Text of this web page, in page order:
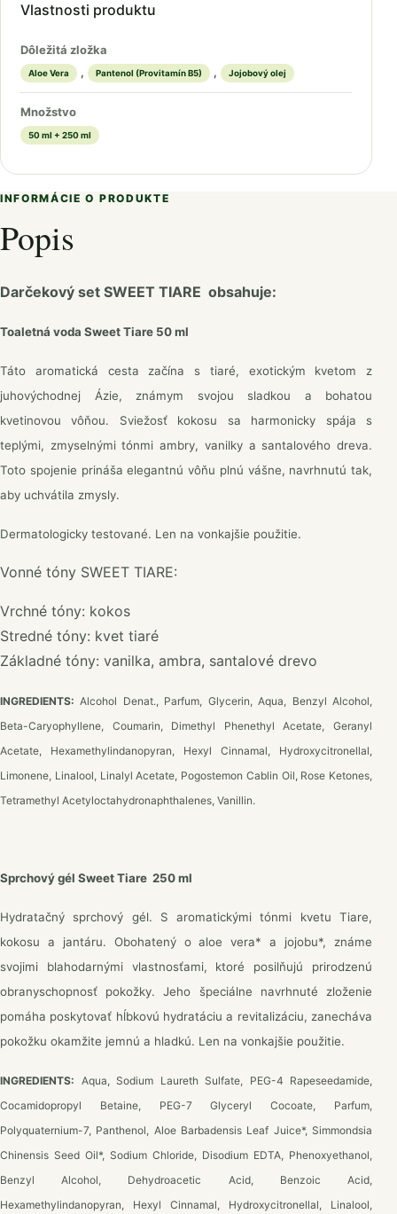
Vlastnosti produktu
Dôležitá zložka
Aloe Vera , Pantenol (Provitamín B5) , Jojobový olej
Množstvo
50 ml + 250 ml
INFORMÁCIE O PRODUKTE
Popis
Darčekový set SWEET TIARE obsahuje:
Toaletná voda Sweet Tiare 50 ml
Táto aromatická cesta začína s tiaré, exotickým kvetom z
juhovýchodnej Ázie, známym svojou sladkou a bohatou
kvetinovou vôňou. Sviežosť kokosu sa harmonicky spája s
teplými, zmyselnými tónmi ambry, vanilky a santalového dreva.
Toto spojenie prináša elegantnú vôňu plnú vášne, navrhnutú tak,
aby uchvátila zmysly.
Dermatologicky testované. Len na vonkajšie použitie.
Vonné tóny SWEET TIARE:
Vrchné tóny: kokos
Stredné tóny: kvet tiaré
Základné tóny: vanilka, ambra, santalové drevo
INGREDIENTS: Alcohol Denat., Parfum, Glycerin, Aqua, Benzyl Alcohol,
Beta-Caryophyllene, Coumarin, Dimethyl Phenethyl Acetate, Geranyl
Acetate, Hexamethylindanopyran, Hexyl Cinnamal, Hydroxycitronellal,
Limonene, Linalool, Linalyl Acetate, Pogostemon Cablin Oil, Rose Ketones,
Tetramethyl Acetyloctahydronaphthalenes, Vanillin.
Sprchový gél Sweet Tiare 250 ml
Hydratačný sprchový gél. S aromatickými tónmi kvetu Tiare,
kokosu a jantáru. Obohatený o aloe vera* a jojobu*, známe
svojimi blahodarnými vlastnosťami, ktoré posilňujú prirodzenú
obranyschopnosť pokožky. Jeho špeciálne navrhnuté zloženie
pomáha poskytovať hĺbkovú hydratáciu a revitalizáciu, zanecháva
pokožku okamžite jemnú a hladkú. Len na vonkajšie použitie.
INGREDIENTS: Aqua, Sodium Laureth Sulfate, PEG-4 Rapeseedamide,
Cocamidopropyl Betaine, PEG-7 Glyceryl Cocoate, Parfum,
Polyquaternium-7, Panthenol, Aloe Barbadensis Leaf Juice*, Simmondsia
Chinensis Seed Oil*, Sodium Chloride, Disodium EDTA, Phenoxyethanol,
Benzyl Alcohol, Dehydroacetic Acid, Benzoic Acid,
Hexamethylindanopyran, Hexyl Cinnamal, Hydroxycitronellal, Linalool,